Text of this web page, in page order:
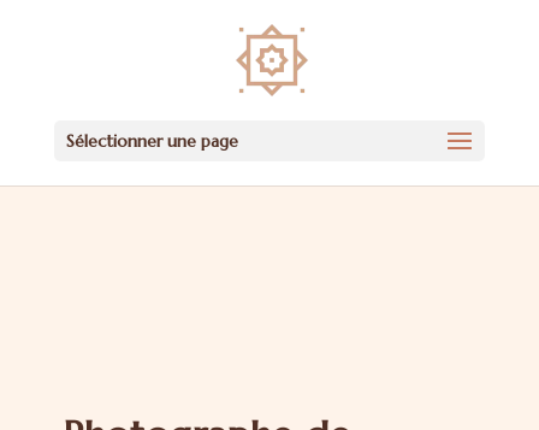
Sélectionner une page